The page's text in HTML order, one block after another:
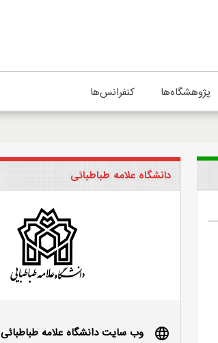
پژوهشگاه‌ها کنفرانس‌ها
دانشگاه علامه طباطبائی
language
وب سایت دانشگاه علامه طباطبائی